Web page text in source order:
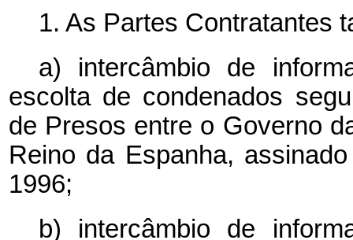
1. As Partes Contratantes
a) intercâmbio de
escolta de condenados
de Presos entre o Governo
Reino da Espanha,
1996;
b) intercâmbio de